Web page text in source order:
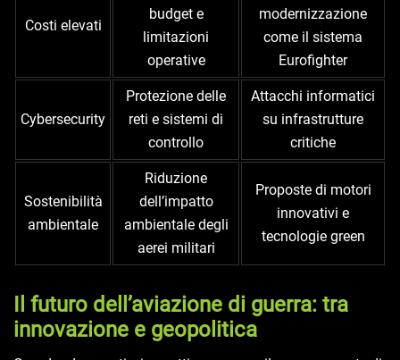
Costi elevati
budget e
limitazioni
operative
modernizzazione
come il sistema
Eurofighter
Cybersecurity
Protezione delle
reti e sistemi di
controllo
Attacchi informatici
su infrastrutture
critiche
Sostenibilità
ambientale
Riduzione
dell’impatto
ambientale degli
aerei militari
Proposte di motori
innovativi e
tecnologie green
Il futuro dell’aviazione di guerra: tra
innovazione e geopolitica